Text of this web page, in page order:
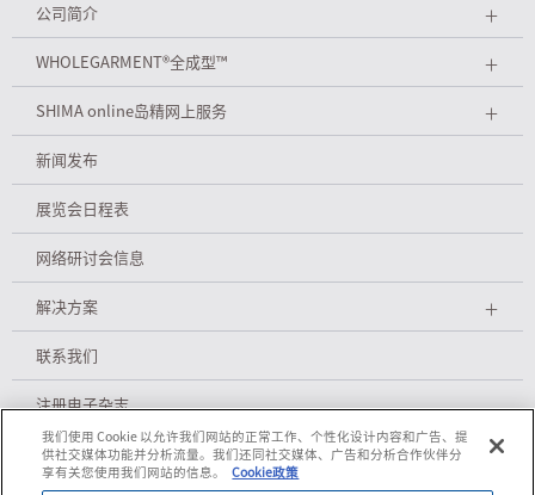
公司简介 ＋
WHOLEGARMENT®全成型™ ＋
SHIMA online岛精网上服务 ＋
新闻发布
展览会日程表
网络研讨会信息
解决方案 ＋
联系我们
注册电子杂志
我们使用 Cookie 以允许我们网站的正常工作、个性化设计内容和广告、提
供社交媒体功能并分析流量。我们还同社交媒体、广告和分析合作伙伴分
享有关您使用我们网站的信息。
Cookie政策